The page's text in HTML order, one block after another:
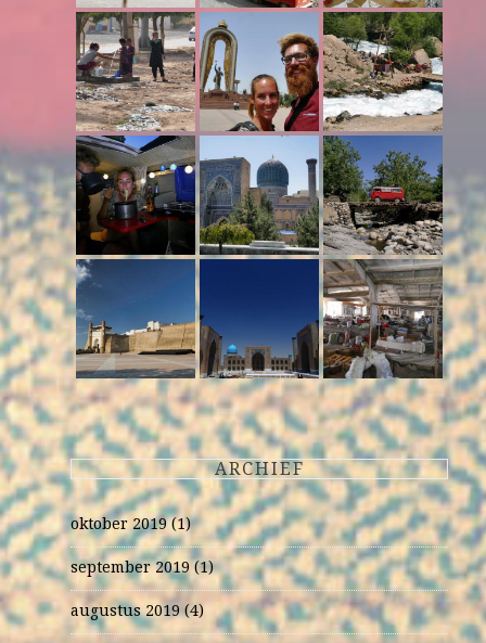
ARCHIEF
oktober 2019(1)
september 2019(1)
augustus 2019 (4)